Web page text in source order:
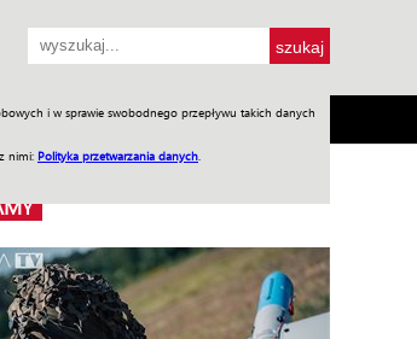
i w sprawie swobodnego przepływu takich danych
nimi: Polityka przetwarzania danych
Praca w WIW